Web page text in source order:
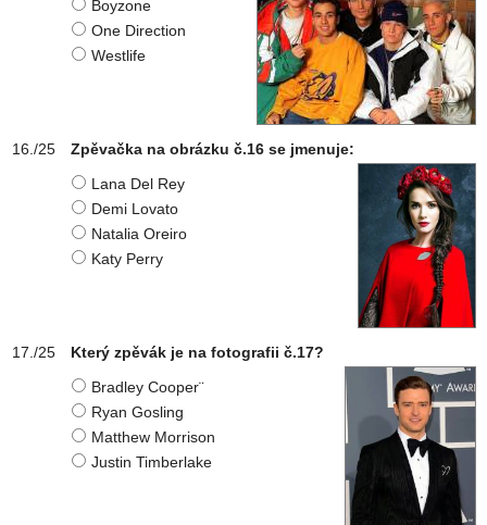
Boyzone
One Direction
Westlife
Zpěvačka na obrázku č.16 se jmenuje:
Lana Del Rey
Demi Lovato
Natalia Oreiro
Katy Perry
Který zpěvák je na fotografii č.17?
Bradley Cooper¨
Ryan Gosling
Matthew Morrison
Justin Timberlake